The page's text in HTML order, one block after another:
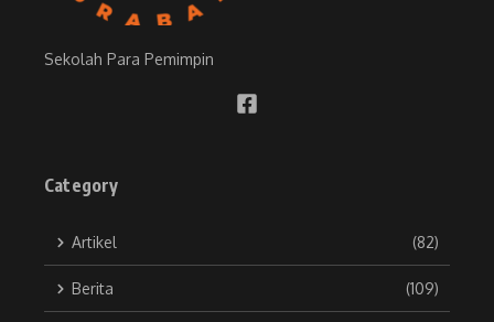
Sekolah Para Pemimpin
Category
Artikel (82)
Berita (109)